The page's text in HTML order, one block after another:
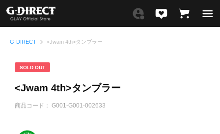
G-DIRECT <Jwam 4th>タンブラー
SOLD OUT
<Jwam 4th>タンブラー
商品コード： G001-G001-002633